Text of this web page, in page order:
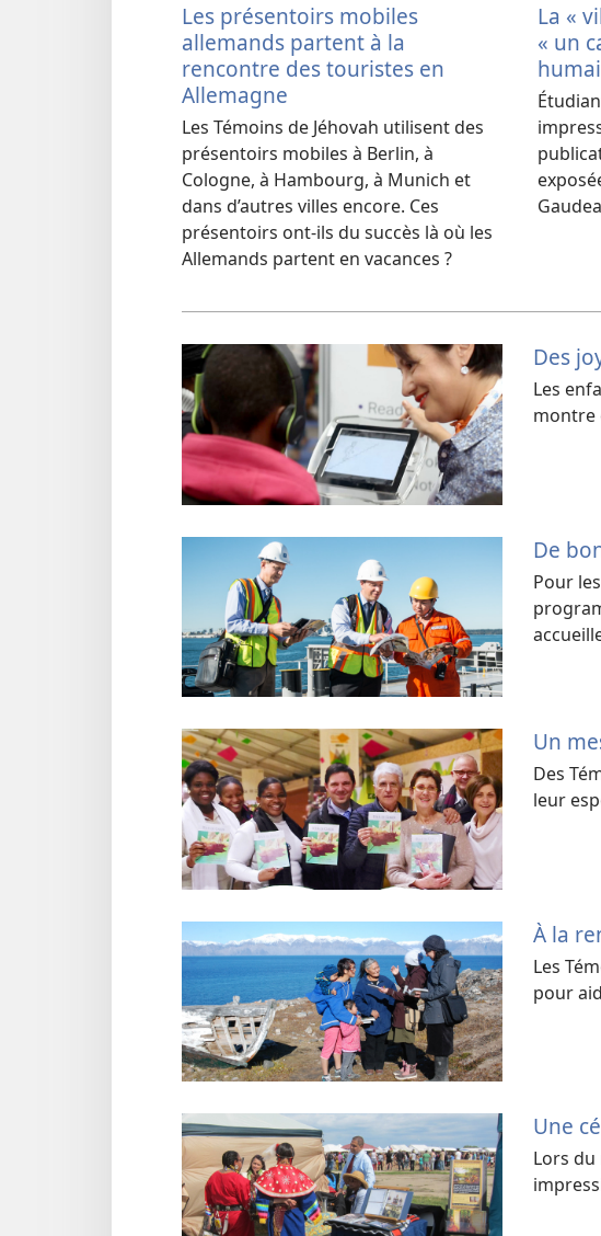
Les présentoirs mobiles
allemands partent à la
rencontre des touristes en
Allemagne
Les Témoins de Jéhovah utilisent des
présentoirs mobiles à Berlin, à
Cologne, à Hambourg, à Munich et
dans d’autres villes encore. Ces
présentoirs ont-ils du succès là où les
Allemands partent en vacances ?
La «
« un
Des
Les
montre
De
Pour
Un
Des
leur
À la
Les
pour
Une
Lors